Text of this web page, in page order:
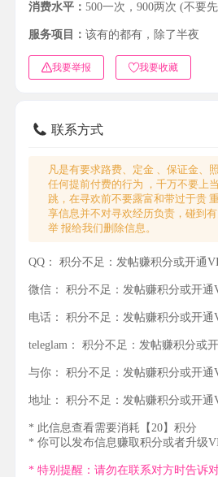
消费水平： 500一次，900两次 (不要
服务项目： 该有的都有，除了半夜
我要举报 我要收藏
联系方式
凡是有要求路费、定金 、保证金、
任何提前付费的行为 ，千万不要上
跳，在寻欢前不要露富和带过于贵
享信息并不对寻欢经历负责，碰到
举 报给我们删除信息。
QQ： 积分不足：发帖赚积分或开通
微信： 积分不足：发帖赚积分或开通
电话： 积分不足：发帖赚积分或开通
teleglam： 积分不足：发帖赚积分或开
与你： 积分不足：发帖赚积分或开通
地址： 积分不足：发帖赚积分或开通
* 此信息查看需要消耗【20】积分
* 你可以发布信息赚取积分或者升级
* 特别提醒：请勿在联系对方时告诉